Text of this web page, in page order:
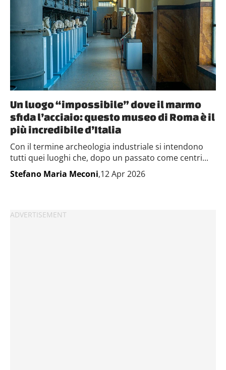
Un luogo “impossibile” dove il marmo
sfida l’acciaio: questo museo di Roma è il
più incredibile d’Italia
Con il termine archeologia industriale si intendono
tutti quei luoghi che, dopo un passato come centri...
Stefano Maria Meconi,12 Apr 2026